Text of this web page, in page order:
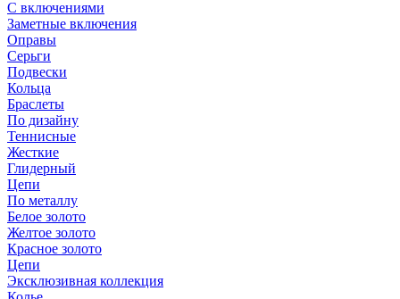
С включениями
Заметные включения
Оправы
Серьги
Подвески
Кольца
Браслеты
По дизайну
Теннисные
Жесткие
Глидерный
Цепи
По металлу
Белое золото
Желтое золото
Красное золото
Цепи
Эксклюзивная коллекция